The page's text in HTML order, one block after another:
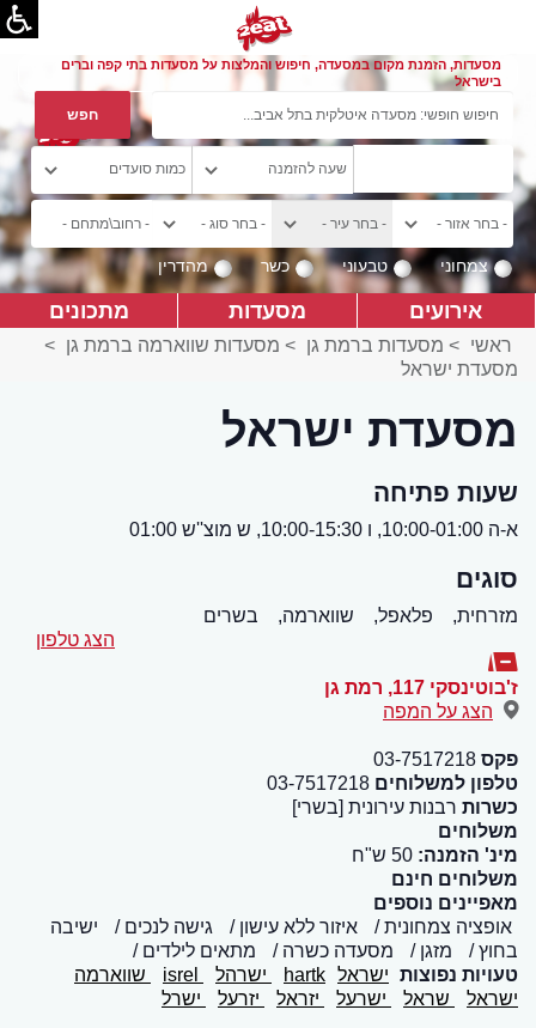
מסעדות, הזמנת מקום במסעדה, חיפוש והמלצות על מסעדות בתי קפה וברים
בישראל
צמחוני טבעוני כשר מהדרין
אירועים מסעדות מתכונים
ראשי > מסעדות ברמת גן > מסעדות שווארמה ברמת גן >
מסעדת ישראל
מסעדת ישראל
שעות פתיחה
א-ה 10:00-01:00, ו 10:00-15:30, ש מוצ''ש 01:00
סוגים
מזרחית, פלאפל, שווארמה,
בשרים
הצג טלפון
ז'בוטינסקי 117 , רמת גן
הצג על המפה
פקס 03-7517218
טלפון למשלוחים 03-7517218
כשרות רבנות עירונית [בשרי]
משלוחים
מינ' הזמנה: 50 ש"ח
משלוחים חינם
מאפיינים נוספים
אופציה צמחונית
איזור ללא עישון גישה לנכים
ישיבה
בחוץ
מזגן מסעדה כשרה
מתאים לילדים
טעויות נפוצות ישראל hartk ישרהל
שווארמה
ישראל
שראל ישרעל יזראל יזרעל ישרל